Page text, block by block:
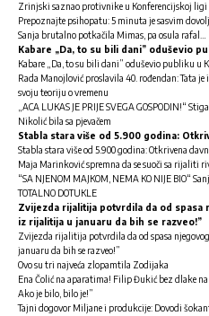
Zrinjski saznao protivnike u Konferencijskoj ligi
Prepoznajte psihopatu: 5 minuta je sasvim
Sanja brutalno potkačila Mimas, pa osula rafal…
Kabare „Da, to su bili dani” oduševio
Kabare „Da, to su bili dani” oduševio publiku u
Rada Manojlović proslavila 40. rođendan: Tata
svoju teoriju o vremenu
„ACA LUKAS JE PRIJE SVEGA GOSPODIN!“
Nikolić bila sa pjevačem
Stabla stara više od 5.900 godina:
Stabla stara više od 5.900 godina: Otkrivena
Maja Marinković spremna da se suoči sa rijaliti
“SA NJENOM MAJKOM, NEMA KO NIJE BIO“
TOTALNO DOTUKLE
Zvijezda rijalitija potvrdila da od spasa
iz rijalitija u januaru da bih se razveo!”
Zvijezda rijalitija potvrdila da od spasa
januaru da bih se razveo!”
Ovo su tri najveća zlopamtila Zodijaka
Ena Čolić na aparatima! Filip Đukić bez dlake
Ako je bilo, bilo je!”
Tajni dogovor Miljane i produkcije: Dovodi